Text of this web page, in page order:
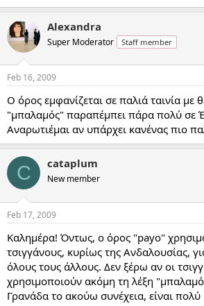
Alexandra
Super Moderator Staff member
Feb 16, 2009
Ο όρος εμφανίζεται σε παλιά ταινία με
"μπαλαμός" παραπέμπει πάρα πολύ σε
Αναρωτιέμαι αν υπάρχει κανένας πιο
C cataplum
New member
Feb 17, 2009
Καλημέρα! Όντως, ο όρος "payo"
τσιγγάνους, κυρίως της Ανδαλουσίας,
όλους τους άλλους. Δεν ξέρω αν οι
χρησιμοποιούν ακόμη τη λέξη
Γρανάδα το ακούω συνέχεια, είναι πολύ